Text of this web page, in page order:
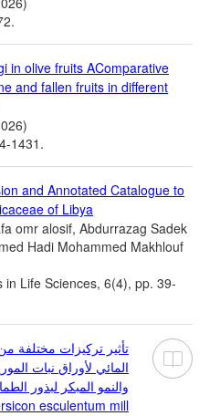
in olive fruits AComparative
and fallen fruits in different
1431.
and Annotated Catalogue to
of Libya
omr alosif, Abdurrazag Sadek
Hadi Mohammed Makhlouf
in Life Sciences, 6(4), pp. 39-
تأثير تركيزات مختلفة
المائي لأوراق نبات
والنمو المبكر لبذور
esculentum mill